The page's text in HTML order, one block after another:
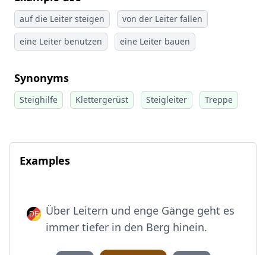
auf die Leiter steigen
von der Leiter fallen
eine Leiter benutzen
eine Leiter bauen
Synonyms
Steighilfe Klettergerüst Steigleiter Treppe
Examples
Über Leitern und enge Gänge geht es
immer tiefer in den Berg hinein.